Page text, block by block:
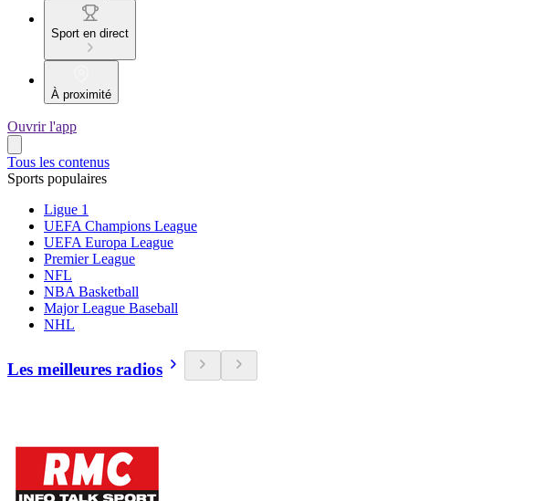
Sport en direct
À proximité
Ouvrir l'app
Tous les contenus
Sports populaires
Ligue 1
UEFA Champions League
UEFA Europa League
Premier League
NFL
NBA Basketball
Major League Baseball
NHL
Les meilleures radios